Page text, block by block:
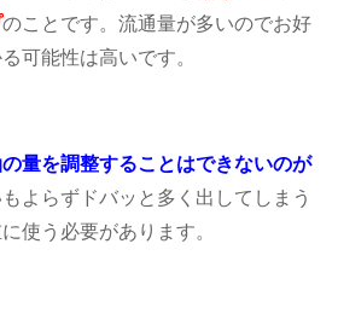
のことです。流通量が多いのでお好
可能性は高いです。
量を調整することはできないのが
よらずドバッと多く出してしまう
使う必要があります。